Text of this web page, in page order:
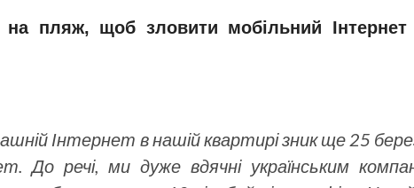
пляж, щоб зловити мобільний Інтернет
Інтернет в нашій квартирі зник ще 25
До речі, ми дуже вдячні українським